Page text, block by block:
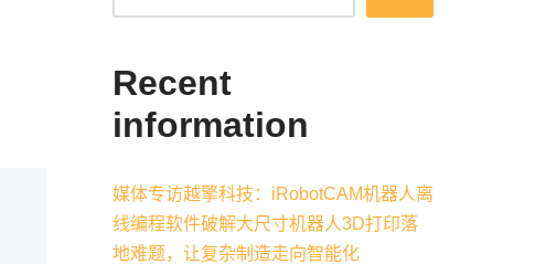
Recent
information
媒体专访越擎科技：iRobotCAM机器人离
线编程软件破解大尺寸机器人3D打印落
地难题，让复杂制造走向智能化